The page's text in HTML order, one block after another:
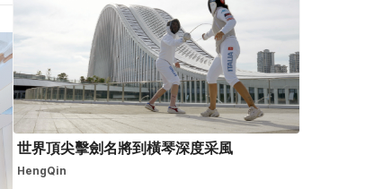
世界頂尖擊劍名將到橫琴深度采風
HengQin